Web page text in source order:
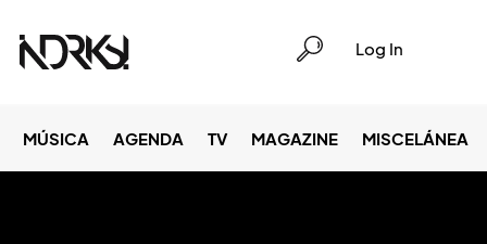
Log In
MÚSICA AGENDA TV MAGAZINE MISCELÁNEA